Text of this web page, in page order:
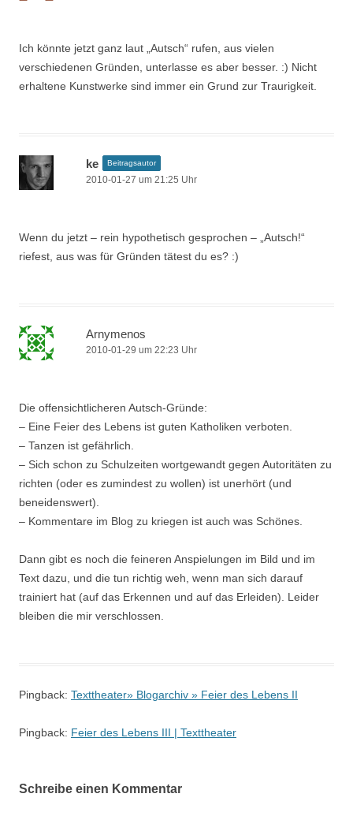
Ich könnte jetzt ganz laut „Autsch“ rufen, aus vielen
verschiedenen Gründen, unterlasse es aber besser. :) Nicht
erhaltene Kunstwerke sind immer ein Grund zur Traurigkeit.
ke Beitragsautor
2010-01-27 um 21:25 Uhr
Wenn du jetzt – rein hypothetisch gesprochen – „Autsch!“
riefest, aus was für Gründen tätest du es? :)
Arnymenos
2010-01-29 um 22:23 Uhr
Die offensichtlicheren Autsch-Gründe:
– Eine Feier des Lebens ist guten Katholiken verboten.
– Tanzen ist gefährlich.
– Sich schon zu Schulzeiten wortgewandt gegen Autoritäten zu
richten (oder es zumindest zu wollen) ist unerhört (und
beneidenswert).
– Kommentare im Blog zu kriegen ist auch was Schönes.
Dann gibt es noch die feineren Anspielungen im Bild und im
Text dazu, und die tun richtig weh, wenn man sich darauf
trainiert hat (auf das Erkennen und auf das Erleiden). Leider
bleiben die mir verschlossen.
Pingback: Texttheater» Blogarchiv » Feier des Lebens II
Pingback: Feier des Lebens III | Texttheater
Schreibe einen Kommentar